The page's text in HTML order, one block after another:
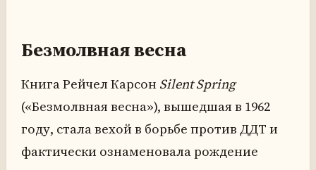
Безмолвная весна
Книга Рейчел Карсон Silent Spring
(«Безмолвная весна»), вышедшая в 1962
году, стала вехой в борьбе против ДДТ и
фактически ознаменовала рождение